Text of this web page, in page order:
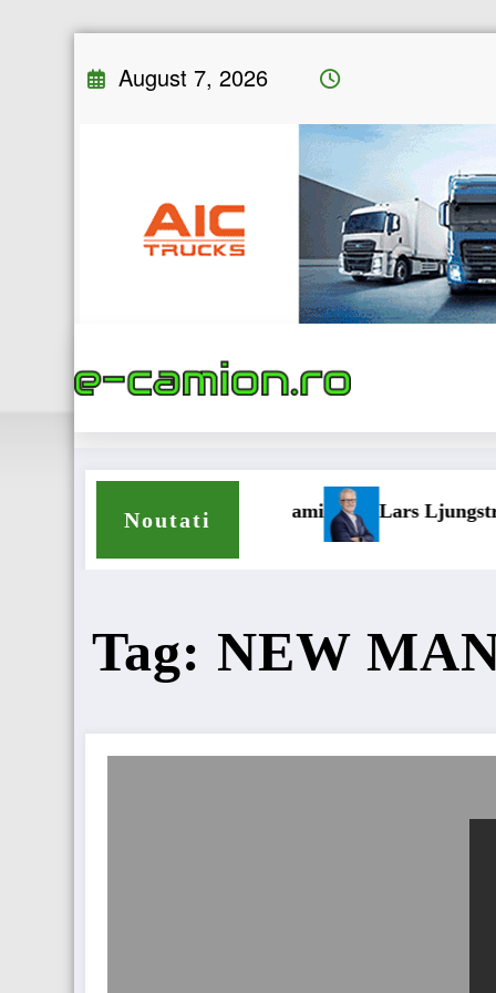
August 7, 2026
Noutati
pentru camioane
Lars Ljungström a fost numit
Tag: NEW